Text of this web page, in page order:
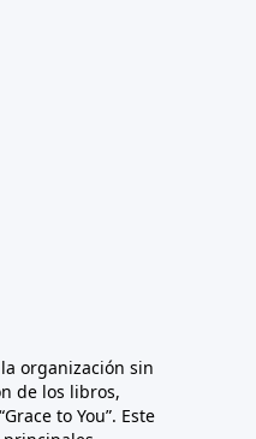
la organización sin
de los libros,
to You”. Este